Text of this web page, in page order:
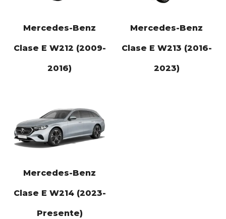
Mercedes-Benz
Clase E W212 (2009-
2016)
Mercedes-Benz
Clase E W213 (2016-
2023)
Mercedes-Benz
Clase E W214 (2023-
Presente)